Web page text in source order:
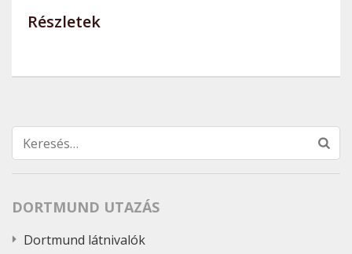
Részletek
Keresés:
DORTMUND UTAZÁS
Dortmund látnivalók